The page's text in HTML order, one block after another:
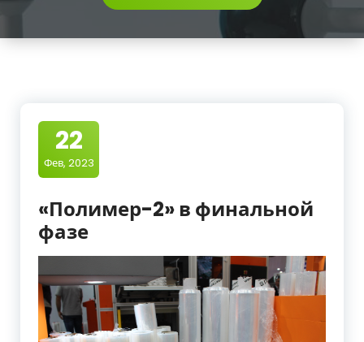
22
Фев, 2023
«Полимер-2» в финальной
фазе